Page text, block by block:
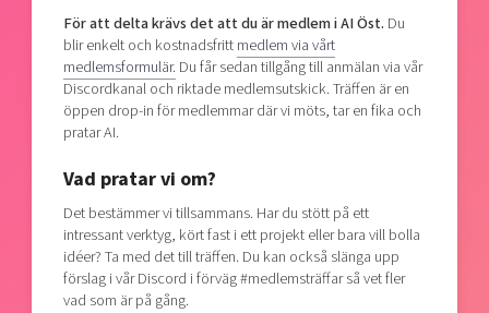
För att delta krävs det att du är medlem i AI Öst. Du
blir enkelt och kostnadsfrittmedlem via vårt
medlemsformulär. Du får sedan tillgång till anmälan via vår
Discordkanal och riktade medlemsutskick. Träffen är en
öppen drop-in för medlemmar där vi möts, tar en fika och
pratar AI.
Vad pratar vi om?
Det bestämmer vi tillsammans. Har du stött på ett
intressant verktyg, kört fast i ett projekt eller bara vill bolla
idéer? Ta med det till träffen. Du kan också slänga upp
förslag i vår Discord i förväg #medlemsträffar så vet fler
vad som är på gång.